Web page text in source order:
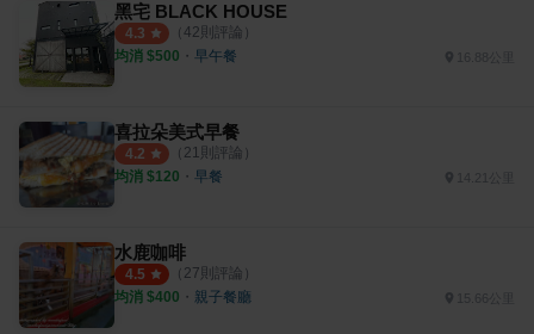
黑宅 BLACK HOUSE
4.3 （ 42則評論）
均消 $500 ・ 早午餐
喜拉朵美式早餐
4.2 （ 21則評論）
均消 $120 ・ 早餐 14.21公里
水鹿咖啡
4.5 （ 27則評論）
均消 $400 ・ 親子餐廳 15.66公里